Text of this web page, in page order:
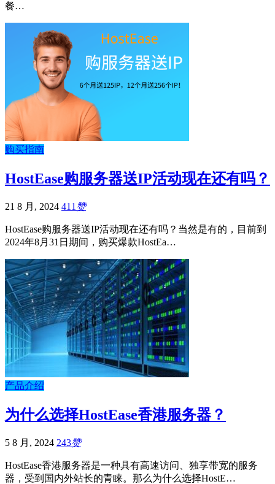
餐…
购买指南
HostEase购服务器送IP活动现在还有吗？
21 8 月, 2024 411 赞
HostEase购服务器送IP活动现在还有吗？当然是有的，目前到
2024年8月31日期间，购买爆款HostEa…
产品介绍
为什么选择HostEase香港服务器？
5 8 月, 2024 243赞
HostEase香港服务器是一种具有高速访问、独享带宽的服务
器，受到国内外站长的青睐。那么为什么选择HostE…